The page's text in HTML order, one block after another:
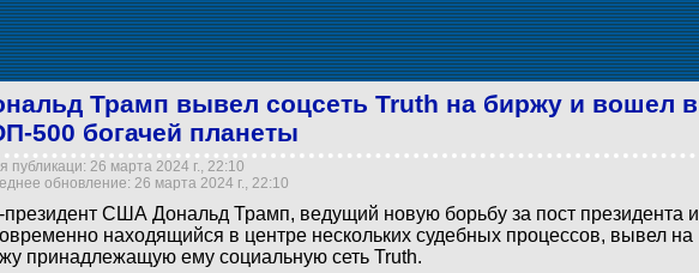
Трамп вывел соцсеть Truth на биржу и вошел в
500 богачей планеты
публикаци: 26 марта 2024 г., 22:10
обновление: 26 марта 2024 г., 22:10
президент США Дональд Трамп, ведущий новую борьбу за пост президента и
находящийся в центре нескольких судебных процессов, вывел на
принадлежащую ему социальную сеть Truth.